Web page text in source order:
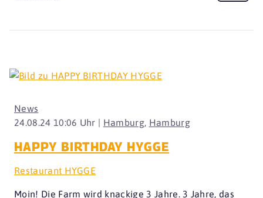
24.08.24 10:06 Uhr | Hamburg, Hamburg
News
HAPPY BIRTHDAY HYGGE
Restaurant HYGGE
Moin! Die Farm wird knackige 3 Jahre. 3 Jahre, das